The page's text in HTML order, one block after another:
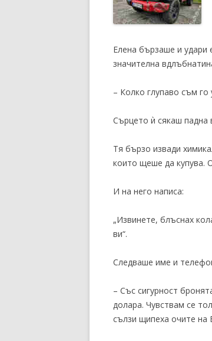
Елена бързаше и удари
значителна
– Колко глупаво съм го
Сърцето ѝ сякаш падна
Тя бързо извади
които щеше да купува.
И на него написа:
„Извинете, блъснах
ви“.
Следваше име и
– Със сигурност
долара. Чувствам се
сълзи щипеха очите на